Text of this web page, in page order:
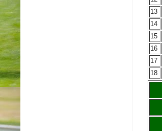
13
14
15
16
17
18